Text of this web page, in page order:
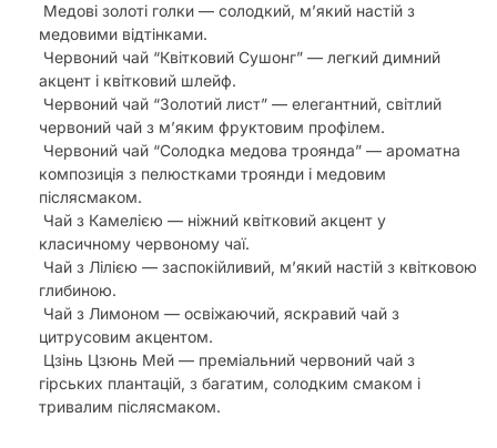
Медові золоті голки — солодкий, м’який настій з
медовими відтінками.
Червоний чай “Квітковий Сушонг” — легкий димний
акцент і квітковий шлейф.
Червоний чай “Золотий лист” — елегантний, світлий
червоний чай з м’яким фруктовим профілем.
Червоний чай “Солодка медова троянда” — ароматна
композиція з пелюстками троянди і медовим
післясмаком.
Чай з Камелією — ніжний квітковий акцент у
класичному червоному чаї.
Чай з Лілією — заспокійливий, м’який настій з квітковою
глибиною.
Чай з Лимоном — освіжаючий, яскравий чай з
цитрусовим акцентом.
Цзінь Цзюнь Мей — преміальний червоний чай з
гірських плантацій, з багатим, солодким смаком і
тривалим післясмаком.